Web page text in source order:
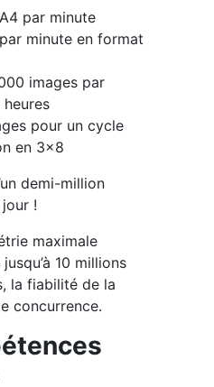
par minute
minute en format
images par
pour un cycle
en 3×8
demi-million
!
maximale
10 millions
la fiabilité de la
concurrence.